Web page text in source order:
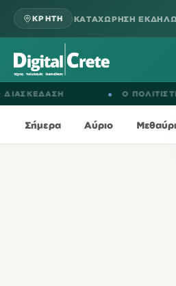
ΚΡΗΤΗ ΚΑΤΑΧΩΡΗΣΗ
● Ο ΠΟΛΙΤΙΣΤΙΚΟΣ
Σήμερα Αύριο